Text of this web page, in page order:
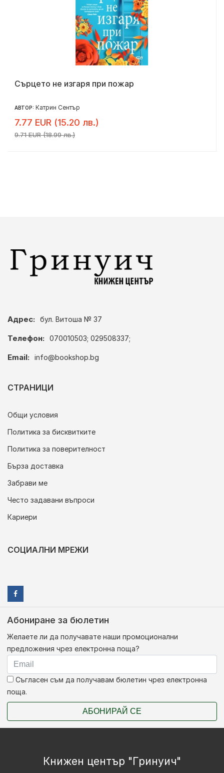
Сърцето не изгаря при пожар
АВТОР: Катрин Сентър
7.77 EUR (15.20 лв.)
9.71 EUR (18.99 лв.)
Адрес: бул. Витоша № 37
Телефон: 070010503; 029508337;
Email: info@bookshop.bg
СТРАНИЦИ
Общи условия
Политика за бисквитките
Политика за поверителност
Бърза доставка
Забрави ме
Често задавани въпроси
Кариери
СОЦИАЛНИ МРЕЖИ
Абониране за бюлетин
Желаете ли да получавате наши промоционални
предложения чрез електронна поща?
Съгласен съм да получавам бюлетин чрез електронна
поща.
АБОНИРАЙ СЕ
Книжен център "Гринуич"